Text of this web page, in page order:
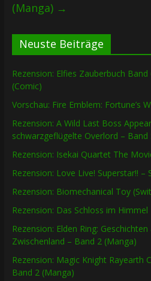
(Manga) →
Neuste Beiträge
Rezension: Elfies Zauberbuch
(Comic)
Vorschau: Fire Emblem: Fortune’s
Rezension: A Wild Last Boss
schwarzgeflügelte Overlord – Band
Rezension: Isekai Quartet The
Rezension: Love Live! Superstar!! –
Rezension: Biomechanical Toy
Rezension: Das Schloss im Himmel
Rezension: Elden Ring:
Zwischenland – Band 2 (Manga)
Rezension: Magic Knight Rayearth
Band 2 (Manga)